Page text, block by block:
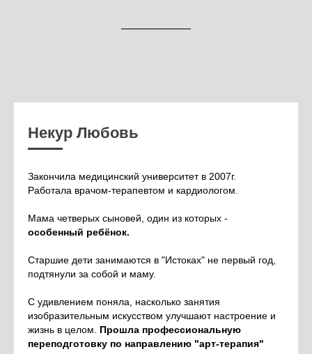
Некур Любовь
Закончила медицинский университет в 2007г.
Работала врачом-терапевтом и кардиологом.
Мама четверых сыновей, один из которых -
особенный ребёнок.
Старшие дети занимаются в "Истоках" не первый год,
подтянули за собой и маму.
С удивлением поняла, насколько занятия
изобразительным искусством улучшают настроение и
жизнь в целом. Прошла профессиональную
переподготовку по направлению "арт-терапия"